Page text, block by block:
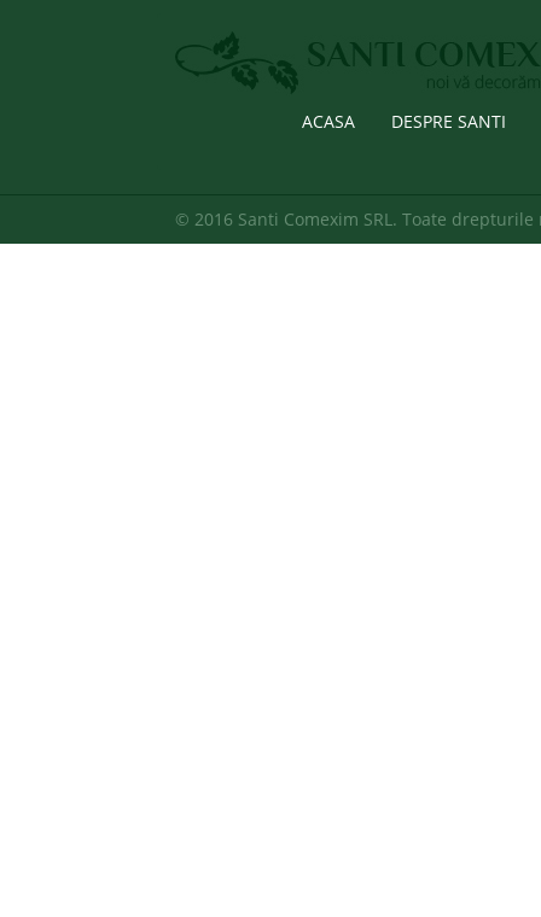
ACASA DESPRE SANTI
© 2016 Santi Comexim SRL. Toate drepturile